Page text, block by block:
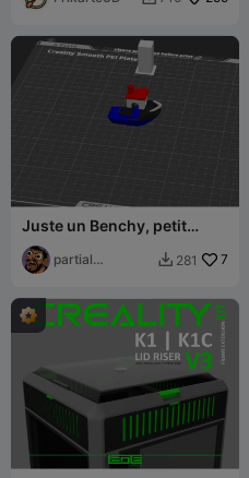
Juste un Benchy, petit
bateau quadricolore -
Multicolore
partial
 281 7